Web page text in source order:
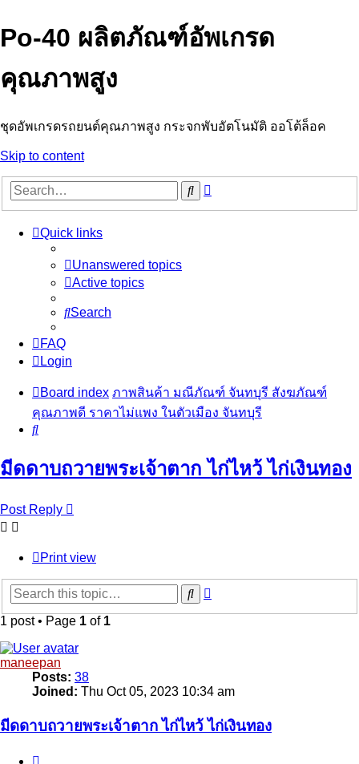
Po-40 ผลิตภัณฑ์อัพเกรด
คุณภาพสูง
ชุดอัพเกรดรถยนต์คุณภาพสูง กระจกพับอัตโนมัติ ออโต้ล็อค
Skip to content
Search
Quick links
Unanswered topics
Active topics
Search
FAQ
Login
Board index ภาพสินค้า มณีภัณฑ์ จันทบุรี สังฆภัณฑ์
คุณภาพดี ราคาไม่แพง ในตัวเมือง จันทบุรี
Search
มีดดาบถวายพระเจ้าตาก ไก่ไหว้ ไก่เงินทอง
Post Reply
Print view
Search
1 post • Page 1 of 1
maneepan
Posts: 38
Joined: Thu Oct 05, 2023 10:34 am
มีดดาบถวายพระเจ้าตาก ไก่ไหว้ ไก่เงินทอง